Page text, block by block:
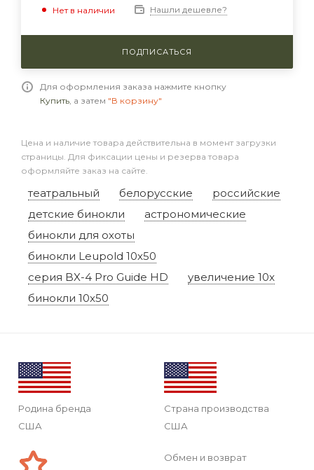
Нет в наличии Нашли дешевле?
ПОДПИСАТЬСЯ
Для оформления заказа нажмите кнопку
Купить, а затем "В корзину"
Цена и наличие товара действительна в момент загрузки
страницы. Для фиксации цены и резерва товара
оформляйте заказ на сайте.
театральный белорусские
российские
детские бинокли
астрономические
бинокли для охоты
бинокли Leupold 10x50
серия BX-4 Pro Guide HD
увеличение 10x
бинокли 10x50
Родина бренда
США
Страна производства
США
Обмен и возврат